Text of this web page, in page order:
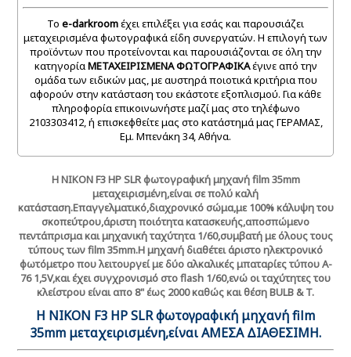
Το e-darkroomέχει επιλέξει για εσάς και παρουσιάζει
μεταχειρισμένα φωτογραφικά είδη συνεργατών. Η επιλογή των
προϊόντων που προτείνονται και παρουσιάζονται σε όλη την
κατηγορίαΜΕΤΑΧΕΙΡΙΣΜΕΝΑΦΩΤΟΓΡΑΦΙΚΑέγινε από την
ομάδα των ειδικών μας, με αυστηρά ποιοτικά κριτήρια που
αφορούν στην κατάσταση του εκάστοτε εξοπλισμού. Για κάθε
πληροφορία επικοινωνήστε μαζί μας στο τηλέφωνο
2103303412, ή επισκεφθείτε μας στο κατάστημά μας ΓΕΡΑΜΑΣ,
Εμ. Μπενάκη 34, Αθήνα.
Η NIKON F3 HP SLR φωτογραφική μηχανή film 35mm
μεταχειρισμένη,είναι σε πολύ καλή
κατάσταση.Επαγγελματικό,διαχρονικό σώμα,με 100% κάλυψη του
σκοπεύτρου,άριστη ποιότητα κατασκευής,αποσπώμενο
πεντάπρισμα και μηχανική ταχύτητα 1/60,συμβατή με όλους τους
τύπους των film 35mm.Η μηχανή διαθέτει άριστo ηλεκτρονικό
φωτόμετρο που λειτουργεί με δύο αλκαλικές μπαταρίες τύπου A-
76 1,5V,και έχει συγχρονισμό στο flash 1/60,ενώ οι ταχύτητες του
κλείστρου είναι απο 8" έως 2000 καθώς και θέση BULB & T.
Η NIKON F3 HP SLR φωτογραφική μηχανή film
35mm μεταχειρισμένη,είναιΑΜΕΣΑ ΔΙΑΘΕΣΙΜΗ.